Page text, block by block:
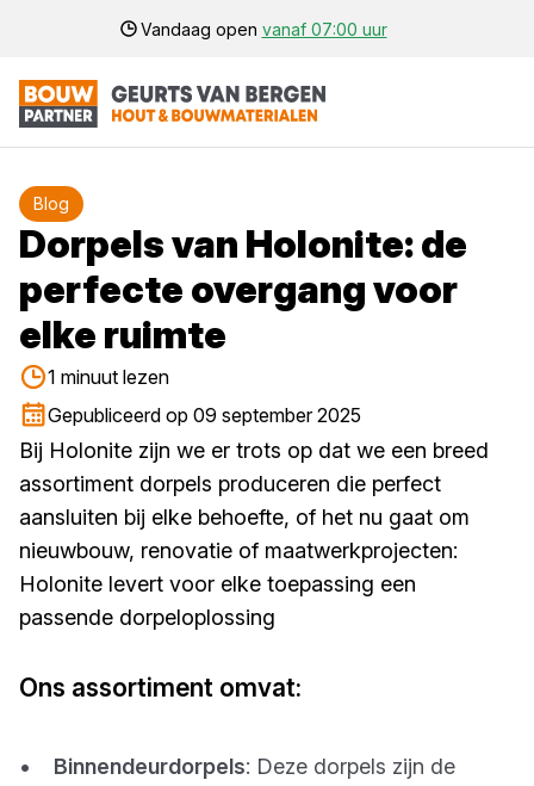
Vandaag open vanaf 07:00 uur
Blog
Dorpels van Holonite: de
perfecte overgang voor
elke ruimte
1 minuut lezen
Gepubliceerd op 09 september 2025
Bij Holonite zijn we er trots op dat we een breed
assortiment dorpels produceren die perfect
aansluiten bij elke behoefte, of het nu gaat om
nieuwbouw, renovatie of maatwerkprojecten:
Holonite levert voor elke toepassing een
passende dorpeloplossing
Ons assortiment omvat:
• Binnendeurdorpels: Deze dorpels zijn de